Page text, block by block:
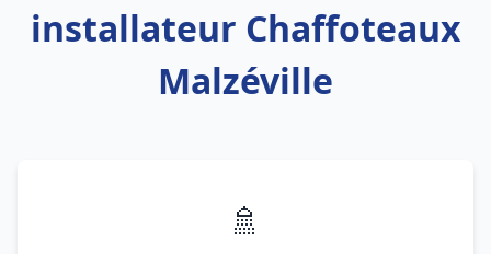
installateur Chaffoteaux
Malzéville
🚿